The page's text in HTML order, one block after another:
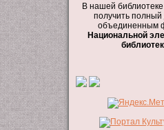
В нашей
получить полный
объединенным
Национальной